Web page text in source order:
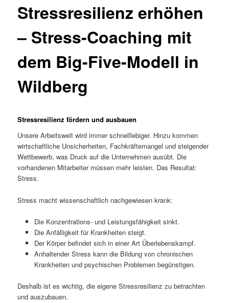
Stressresilienz erhöhen
– Stress-Coaching mit
dem Big-Five-Modell in
Wildberg
Stressresilienz fördern und ausbauen
Unsere Arbeitswelt wird immer schnelllebiger. Hinzu kommen
wirtschaftliche Unsicherheiten, Fachkräftemangel und steigender
Wettbewerb, was Druck auf die Unternehmen ausübt. Die
vorhandenen Mitarbeiter müssen mehr leisten. Das Resultat:
Stress.
Stress macht wissenschaftlich nachgewiesen krank:
Die Konzentrations- und Leistungsfähigkeit sinkt.
Die Anfälligkeit für Krankheiten steigt.
Der Körper befindet sich in einer Art Überlebenskampf.
Anhaltender Stress kann die Bildung von chronischen
Krankheiten und psychischen Problemen begünstigen.
Deshalb ist es wichtig, die eigene Stressresilienz zu betrachten
und auszubauen.